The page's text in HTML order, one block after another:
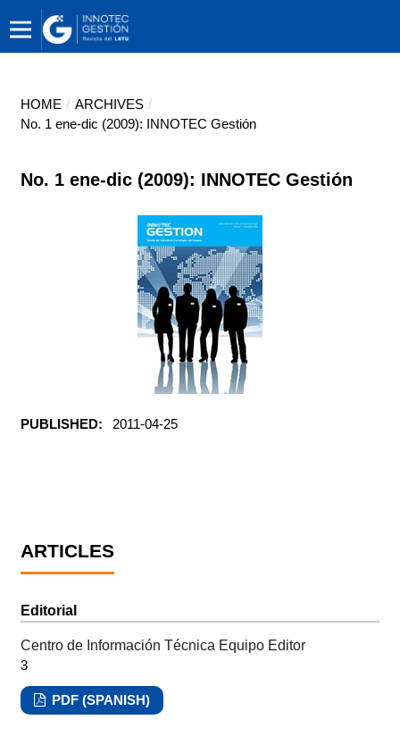
HOME / ARCHIVES /
No. 1 ene-dic (2009): INNOTEC Gestión
No. 1 ene-dic (2009): INNOTEC Gestión
PUBLISHED: 2011-04-25
ARTICLES
Editorial
Centro de Información Técnica Equipo Editor
3
PDF (SPANISH)